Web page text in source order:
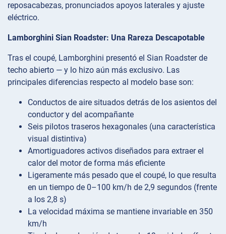
reposacabezas, pronunciados apoyos laterales y ajuste
eléctrico.
Lamborghini Sian Roadster: Una Rareza Descapotable
Tras el coupé, Lamborghini presentó el Sian Roadster de
techo abierto — y lo hizo aún más exclusivo. Las
principales diferencias respecto al modelo base son:
Conductos de aire situados detrás de los asientos del
conductor y del acompañante
Seis pilotos traseros hexagonales (una característica
visual distintiva)
Amortiguadores activos diseñados para extraer el
calor del motor de forma más eficiente
Ligeramente más pesado que el coupé, lo que resulta
en un tiempo de 0–100 km/h de 2,9 segundos (frente
a los 2,8 s)
La velocidad máxima se mantiene invariable en 350
km/h